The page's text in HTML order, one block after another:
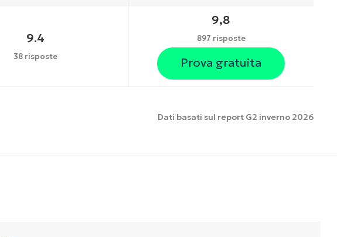
9.4
38 risposte
9,8
897 risposte
Prova gratuita
Dati basati sul report G2 inverno 2026